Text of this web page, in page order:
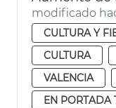
modificado
CULTURA Y
CULTURA
VALENCIA
EN PORTADA